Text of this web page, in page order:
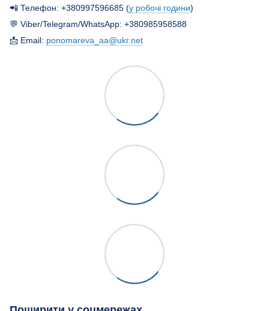
📲 Телефон: +380997596685 (у робочі години)
💬 Viber/Telegram/WhatsApp: +380985958588
📩 Email: ponomareva_aa@ukr.net